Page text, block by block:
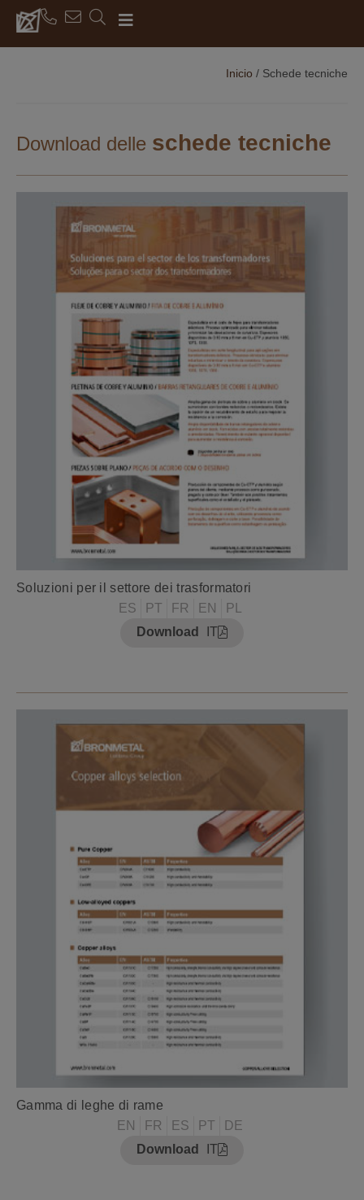
Inicio / Schede tecniche
Download delle schede tecniche
Soluzioni per il settore dei trasformatori
ES
PT FR EN
PL
Download
IT
Gamma di leghe di rame
EN
FR ES PT
DE
Download
IT